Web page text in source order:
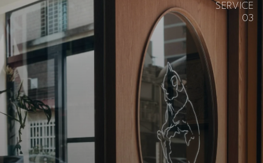
SERVICE
03